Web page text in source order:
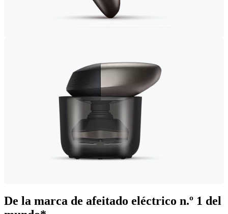
De la marca de afeitado eléctrico n.º 1 del